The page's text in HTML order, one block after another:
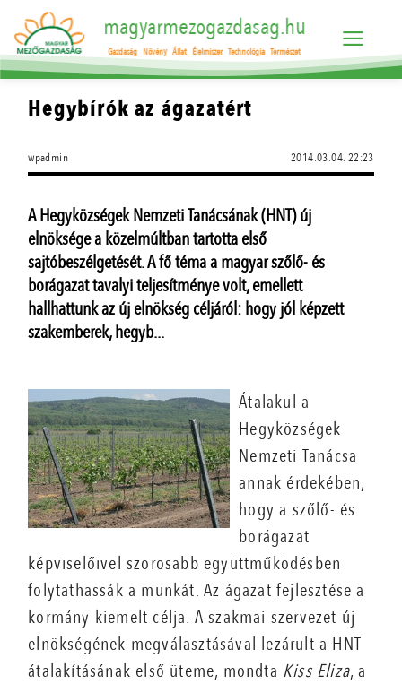
magyarmezogazdasag.hu
Gazdaság Növény Állat Élelmiszer Technológia Természet
Hegybírók az ágazatért
wpadmin 2014.03.04. 22:23
A Hegyközségek Nemzeti Tanácsának (HNT) új
elnöksége a közelmúltban tartotta első
sajtóbeszélgetését. A fő téma a magyar szőlő- és
borágazat tavalyi teljesítménye volt, emellett
hallhattunk az új elnökség céljáról: hogy jól képzett
szakemberek, hegyb...
Átalakul a
Hegyközségek
Nemzeti Tanácsa
annak érdekében,
hogy a szőlő- és
borágazat
képviselőivel szorosabb együttműködésben
folytathassák a munkát. Az ágazat fejlesztése a
kormány kiemelt célja. A szakmai szervezet új
elnökségének megválasztásával lezárult a HNT
átalakításának első üteme, mondta Kiss Eliza, a